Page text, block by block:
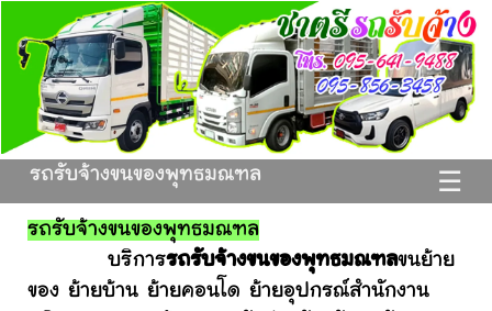
☰
รถรับจ้างขนของพุทธมณฑล
รถรับจ้างขนของพุทธมณฑล
บริการรถรับจ้างขนของพุทธมณฑลขนย้าย
ของ ย้ายบ้าน ย้ายคอนโด ย้ายอุปกรณ์สำนักงาน